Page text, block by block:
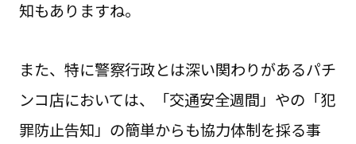
知もありますね。
また、特に警察行政とは深い関わりがあるパチ
ンコ店においては、「交通安全週間」やの「犯
罪防止告知」の簡単からも協力体制を採る事